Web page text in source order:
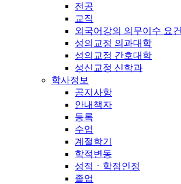
전공
교직
외국어강의 의무이수 요건
성의교정 의과대학
성의교정 간호대학
성신교정 신학과
학사정보
공지사항
안내책자
등록
수업
계절학기
학적변동
성적ㆍ학점인정
졸업